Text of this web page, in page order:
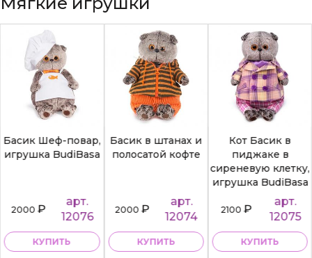
Басик Шеф-повар,
игрушка BudiBasa
2000₽
арт.
12076
КУПИТЬ
Басик в штанах и
полосатой кофте
2000₽
арт.
12074
КУПИТЬ
Кот Басик в
пиджаке в
сиреневую клетку,
игрушка BudiBasa
2100₽
арт.
12075
КУПИТЬ